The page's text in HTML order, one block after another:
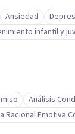
Ansiedad
infantil y
Análisis
Racional Emotiva